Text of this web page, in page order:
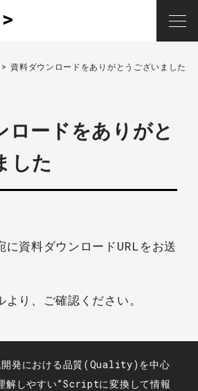
資料ダウンロードをありがとうございました
ロードをありがと
した
に資料ダウンロードURLをお送
り、ご確認ください。
発における品質(Quality)を中心
解しやすい”Scriptに変換して情報